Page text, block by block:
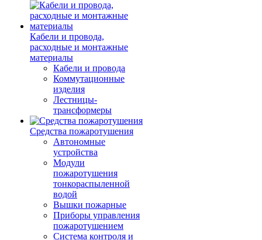
Кабели и провода,
расходные и монтажные
материалы
Кабели и провода
Коммутационные
изделия
Лестницы-
трансформеры
Средства пожаротушения
Автономные
устройства
Модули
пожаротушения
тонкораспыленной
водой
Вышки пожарные
Приборы управления
пожаротушением
Система контроля и